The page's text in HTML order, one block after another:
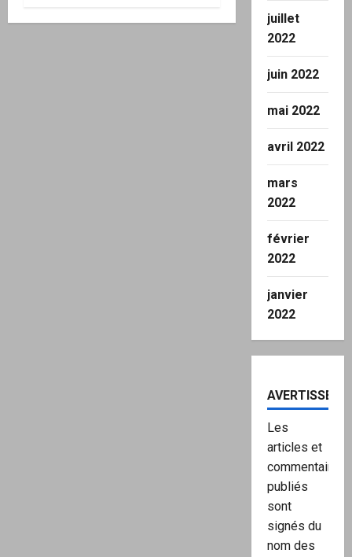
juillet
2022
juin 2022
mai 2022
avril 2022
mars
2022
février
2022
janvier
2022
Les
articles et
commentaires
publiés
sont
signés du
nom des